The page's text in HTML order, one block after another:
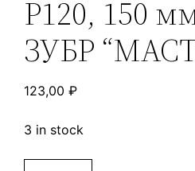
Р120, 150
ЗУБР
123,00₽
3 in stock